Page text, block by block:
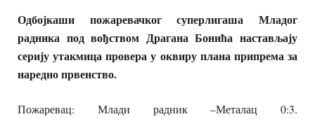
Одбојкаши пожаревачког суперлигаша Младог
радника под вођством Драгана Бонића настављају
серију утакмица провера у оквиру плана припрема за
наредно првенство.
Пожаревац: Млади радник –Металац 0:3.